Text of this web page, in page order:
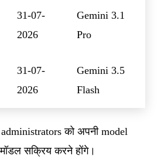
31-07-
2026
Gemini 3.1
Pro
31-07-
2026
Gemini 3.5
Flash
को अपनी model
सक्रिय करने होंगे।